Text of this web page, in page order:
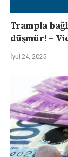
Trampla
düşmür! –
İyul 24, 2025